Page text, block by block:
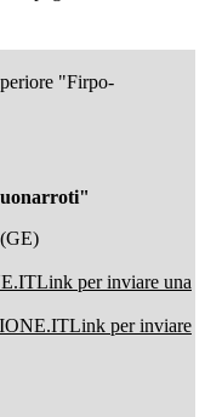
"Firpo-
Link per inviare una
Link per inviare